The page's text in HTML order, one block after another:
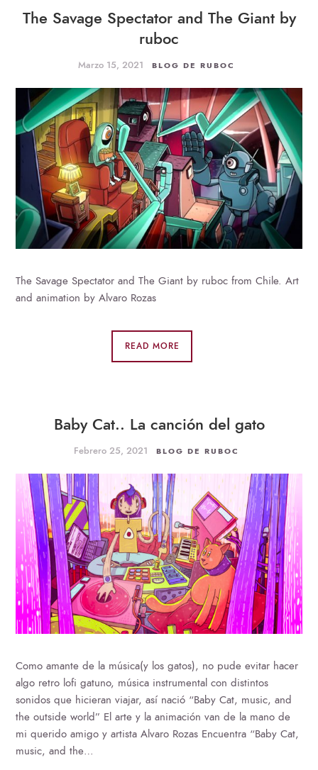
The Savage Spectator and The Giant by
ruboc
Marzo 15, 2021 BLOG DE RUBOC
The Savage Spectator and The Giant by ruboc from Chile. Art
and animation by Alvaro Rozas
READ MORE
Baby Cat.. La canción del gato
Febrero 25, 2021 BLOG DE RUBOC
Como amante de la música(y los gatos), no pude evitar hacer
algo retro lofi gatuno, música instrumental con distintos
sonidos que hicieran viajar, así nació “Baby Cat, music, and
the outside world” El arte y la animación van de la mano de
mi querido amigo y artista Alvaro Rozas Encuentra “Baby Cat,
music, and the…